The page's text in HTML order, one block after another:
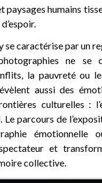
paysages humains
se caractérise par un
ne se
la pauvreté ou
aussi des
culturelles :
parcours de
émotionnelle
et
collective.